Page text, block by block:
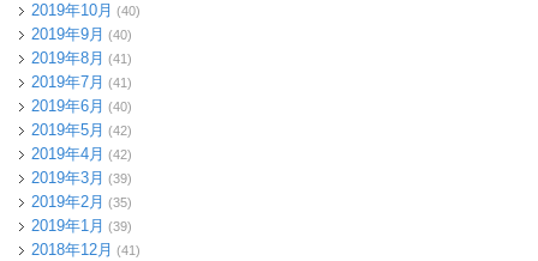
2019年10月 (40)
2019年9月 (40)
2019年8月 (41)
2019年7月 (41)
2019年6月 (40)
2019年5月 (42)
2019年4月 (42)
2019年3月 (39)
2019年2月 (35)
2019年1月 (39)
2018年12月 (41)